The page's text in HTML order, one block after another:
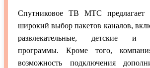
Спутниковое ТВ МТС предлагает
широкий выбор пакетов каналов,
развлекательные, детские и
программы. Кроме того,
возможность подключения